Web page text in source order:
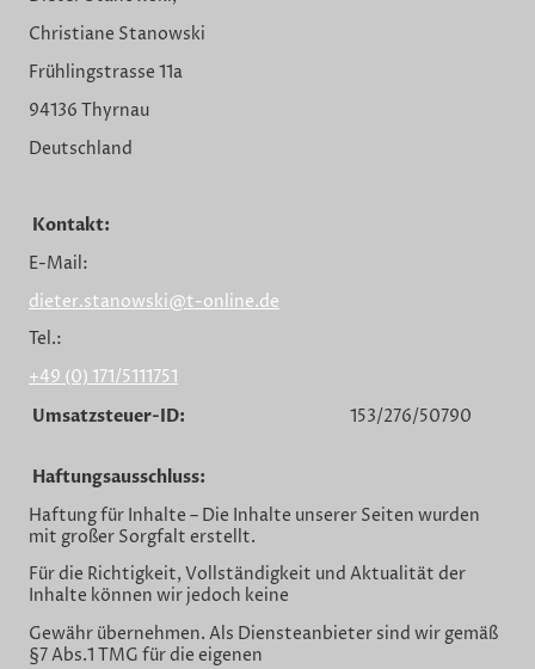
Christiane Stanowski
Frühlingstrasse 11a
94136 Thyrnau
Deutschland
Kontakt:
E-Mail:
dieter.stanowski@t-online.de
Tel.:
+49 (0) 171/5111751
Umsatzsteuer-ID: 153/276/50790
Haftungsausschluss:
Haftung für Inhalte – Die Inhalte unserer Seiten wurden
mit großer Sorgfalt erstellt.
Für die Richtigkeit, Vollständigkeit und Aktualität der
Inhalte können wir jedoch keine
Gewähr übernehmen. Als Diensteanbieter sind wir gemäß
§7 Abs.1 TMG für die eigenen